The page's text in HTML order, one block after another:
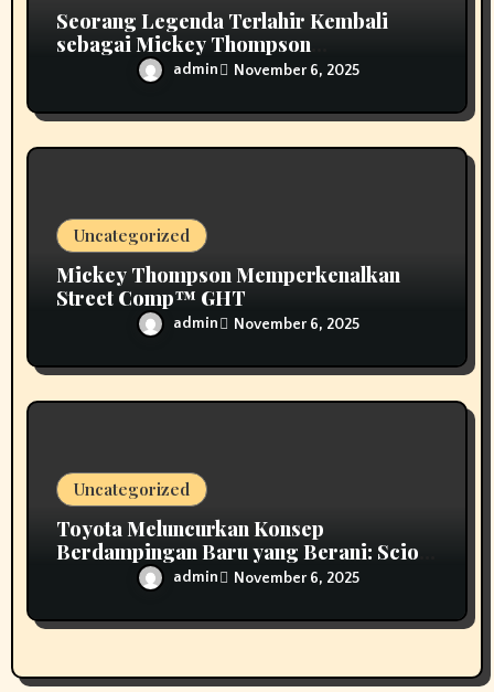
Seorang Legenda Terlahir Kembali
sebagai Mickey Thompson
Memperkenalkan Roda Tempa Klasik
admin November 6, 2025
Uncategorized
Mickey Thompson Memperkenalkan
Street Comp™ GHT
admin November 6, 2025
Uncategorized
Toyota Meluncurkan Konsep
Berdampingan Baru yang Berani: Scion
admin November 6, 2025